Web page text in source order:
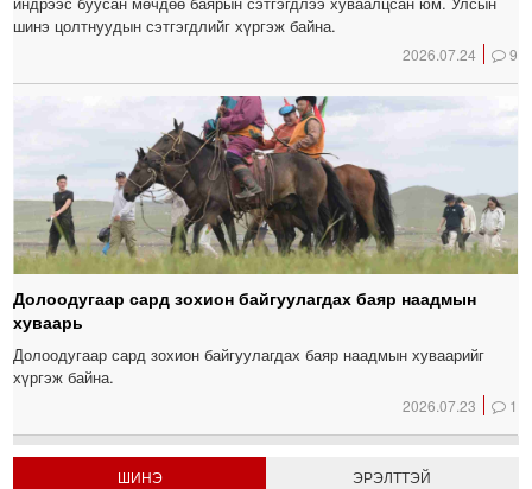
шинэ цолтнуудын сэтгэгдлийг хүргэж байна.
2026.07.24 9
Долоодугаар сард зохион байгуулагдах баяр наадмын
хуваарь
Долоодугаар сард зохион байгуулагдах баяр наадмын хуваарийг
хүргэж байна.
2026.07.23 1
ШИНЭ
ЭРЭЛТТЭЙ